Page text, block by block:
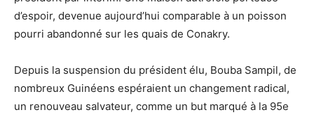
d’espoir, devenue aujourd’hui comparable à un poisson
pourri abandonné sur les quais de Conakry.
Depuis la suspension du président élu, Bouba Sampil, de
nombreux Guinéens espéraient un changement radical,
un renouveau salvateur, comme un but marqué à la 95e